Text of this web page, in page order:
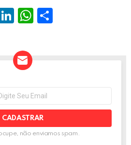
Li
ke
dI
W
p
p
não enviamos spam.